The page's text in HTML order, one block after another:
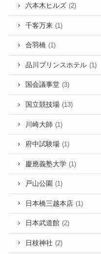
六本木ヒルズ (2)
千客万来 (1)
合羽橋 (1)
品川プリンスホテル (1)
国会議事堂 (3)
国立競技場 (13)
川崎大師 (1)
府中試験場 (1)
慶應義塾大学 (1)
戸山公園 (1)
日本橋三越本店 (1)
日本武道館 (2)
日枝神社 (2)